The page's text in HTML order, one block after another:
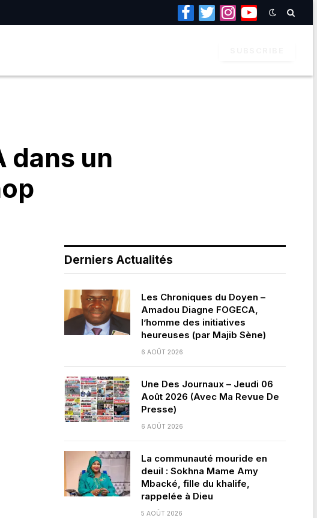
Facebook
TwitterInstagramYouTube
dans un
Derniers Actualités
Les Chroniques du Doyen –
Amadou Diagne FOGECA,
l’homme des initiatives
heureuses (par Majib Sène)
6 AOÛT 2026
Une Des Journaux – Jeudi 06
Août 2026 (Avec Ma Revue De
Presse)
6 AOÛT 2026
La communauté mouride en
deuil : Sokhna Mame Amy
Mbacké, fille du khalife,
rappelée à Dieu
5 AOÛT 2026